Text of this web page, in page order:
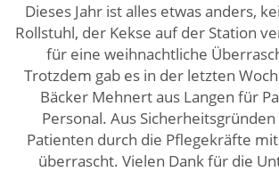
Dieses Jahr ist alles etwas anders,
Rollstuhl, der Kekse auf der Station
für eine weihnachtliche
Trotzdem gab es in der letzten
Bäcker Mehnert aus Langen für
Personal. Aus
Patienten durch die Pflegekräfte mit
überrascht. Vielen Dank für die